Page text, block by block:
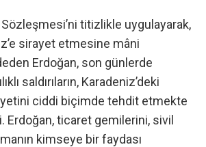
titizlikle uygulayarak,
sirayet etmesine mâni
Erdoğan, son günlerde
saldırıların, Karadeniz’deki
ciddi biçimde tehdit etmekte
Erdoğan, ticaret gemilerini, sivil
kimseye bir faydası